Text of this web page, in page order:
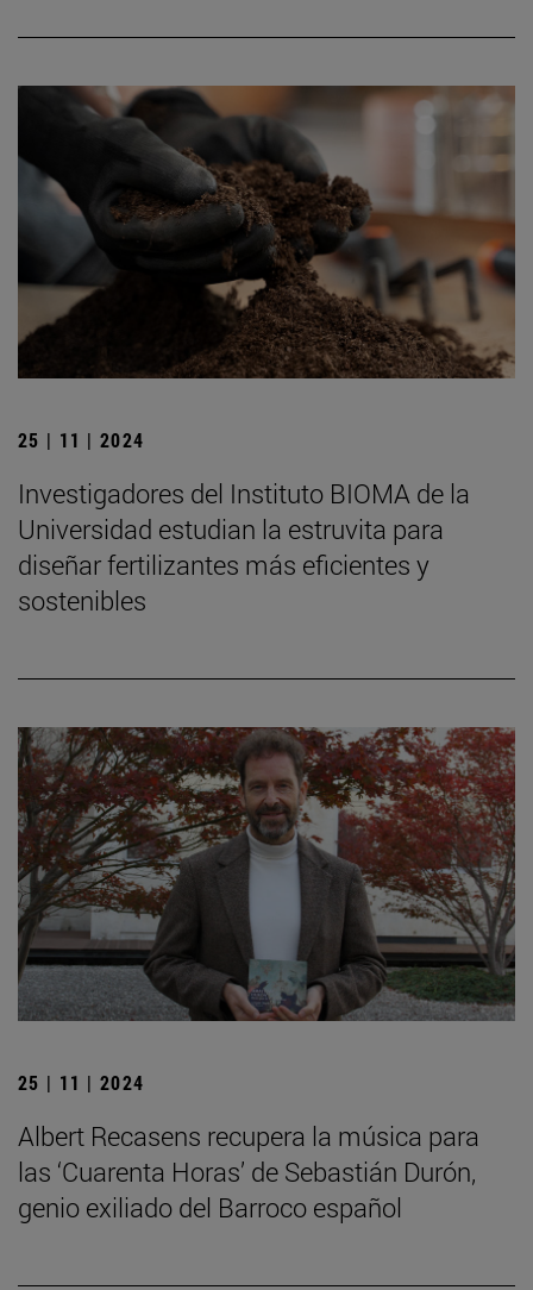
25 | 11 | 2024
Investigadores del Instituto BIOMA de la
Universidad estudian la estruvita para
diseñar fertilizantes más eficientes y
sostenibles
25 | 11 | 2024
Albert Recasens recupera la música para
las ‘Cuarenta Horas’ de Sebastián Durón,
genio exiliado del Barroco español